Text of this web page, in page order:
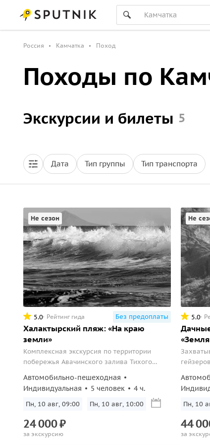
Россия Камчатка Поход
Походы по
Экскурсии и билеты 5
Дата Тип группы Тип транспорта
Не сезон
5.0 Рейтинг гида Без предоплаты
Халактырский пляж: «На краю
земли»
Комплексная экскурсия по территории
побережья Авачинского залива Тихого
Автомобильно-пешеходная
Индивидуальная
5 человек 4 ч.
Пн, 10 авг, 09:00 Пн, 10 авг, 10:00
24000₽
за экскурсию
Не
5.0
Пн, 10
44
за